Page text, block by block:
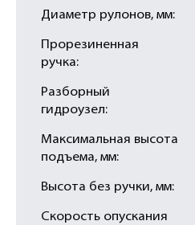
Диаметр рулонов, мм:
Прорезиненная
ручка:
Разборный
гидроузел:
Максимальная высота
подъема, мм:
Высота без ручки, мм:
Скорость опускания